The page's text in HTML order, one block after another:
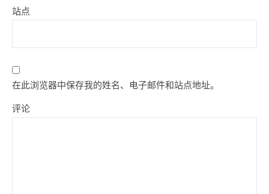
站点
在此浏览器中保存我的姓名、电子邮件和站点地址。
评论